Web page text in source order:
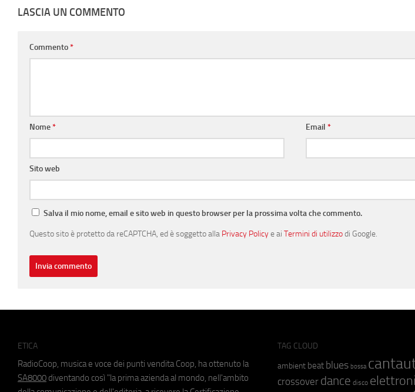
LASCIA UN COMMENTO
Commento*
Nome* Email*
Sito web
Salva il mio nome, email e sito web in questo browser per la prossima volta che commento.
Questo sito è protetto da reCAPTCHA, ed è soggetto alla Privacy Policye ai Termini di utilizzodi Google.
ETICA
RadioCoop, musica e voce dei punti vendita Coop, ha ottenuto la
SA8000 diventando così "la prima azienda al mondo, nell'ambito
TAG CLOUD
ambient beat blues bossa
crossover dance disco